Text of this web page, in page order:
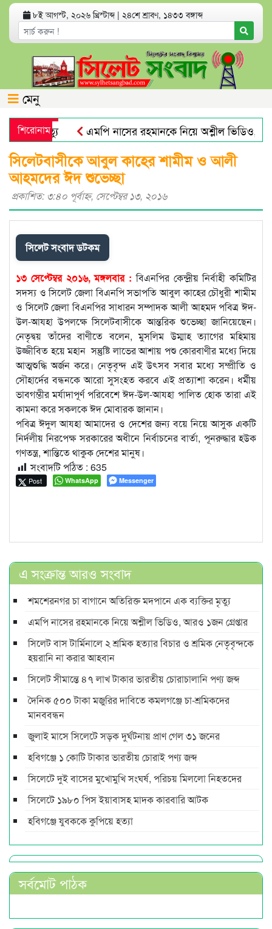
৮ই আগস্ট, ২০২৬ খ্রিস্টাব্দ | ২৪শে শ্রাবণ, ১৪৩৩ বঙ্গাব্দ
মেনু
শিরোনাম
মৃত্যু
এমপি নাসের রহমানকে নিয়ে অশ্লীল ভিডিও,
উন্নয়নে বলিষ্ঠ ভূমিকা পালন করে
সুনামগঞ্জে সড়কের
সিলেটবাসীকে আবুল কাহের শামীম ও আলী
আহমদের ঈদ শুভেচ্ছা
প্রকাশিত: ৩:৪০ পূর্বাহ্ণ, সেপ্টেম্বর ১৩, ২০১৬
সিলেট সংবাদ ডটকম
১৩ সেপ্টেম্বর ২০১৬, মঙ্গলবার : বিএনপির কেন্দ্রীয় নির্বাহী কমিটির
সদস্য ও সিলেট জেলা বিএনপি সভাপতি আবুল কাহের চৌধুরী শামীম
ও সিলেট জেলা বিএনপির সাধারন সম্পাদক আলী আহমদ পবিত্র ঈদ-
উল-আযহা উপলক্ষে সিলেটবাসীকে আন্তরিক শুভেচ্ছা জানিয়েছেন।
নেতৃদ্বয় তাঁদের বাণীতে বলেন, মুসলিম উম্মাহ ত্যাগের মহিমায়
উজ্জীবিত হয়ে মহান সন্তুষ্টি লাভের আশায় পশু কোরবাণীর মধ্যে দিয়ে
আত্মশুদ্ধি অর্জন করে। নেতৃবৃন্দ এই উৎসব সবার মধ্যে সম্প্রীতি ও
সৌহার্দের বন্ধনকে আরো সুসংহত করবে এই প্রত্যাশা করেন। ধর্মীয়
ভাবগম্ভীর মর্যাদাপূর্ণ পরিবেশে ঈদ-উল-আযহা পালিত হোক তারা এই
কামনা করে সকলকে ঈদ মোবারক জানান।
পবিত্র ঈদুল আযহা আমাদের ও দেশের জন্য বয়ে নিয়ে আসুক একটি
নির্দলীয় নিরপেক্ষ সরকারের অধীনে নির্বাচনের বার্তা, পূনরুদ্ধার হউক
গণতন্ত্র, শান্তিতে থাকুক দেশের মানুষ।
সংবাদটি পঠিত : 635
Post WhatsApp Messenger
এ সংক্রান্ত আরও সংবাদ
শমশেরনগর চা বাগানে অতিরিক্ত মদপানে এক ব্যক্তির মৃত্যু
এমপি নাসের রহমানকে নিয়ে অশ্লীল ভিডিও, আরও ১জন গ্রেপ্তার
সিলেট বাস টার্মিনালে ২ শ্রমিক হত্যার বিচার ও শ্রমিক নেতৃবৃন্দকে
হয়রানি না করার আহবান
সিলেট সীমান্তে ৪৭ লাখ টাকার ভারতীয় চোরাচালানি পণ্য জব্দ
দৈনিক ৫০০ টাকা মজুরির দাবিতে কমলগঞ্জে চা-শ্রমিকদের
মানববন্ধন
জুলাই মাসে সিলেটে সড়ক দুর্ঘটনায় প্রাণ গেল ৩১ জনের
হবিগঞ্জে ১ কোটি টাকার ভারতীয় চোরাই পণ্য জব্দ
সিলেটে দুই বাসের মুখোমুখি সংঘর্ষ, পরিচয় মিললো নিহতদের
সিলেটে ১৯৮০ পিস ইয়াবাসহ মাদক কারবারি আটক
হবিগঞ্জে যুবককে কুপিয়ে হত্যা
সর্বমোট পাঠক